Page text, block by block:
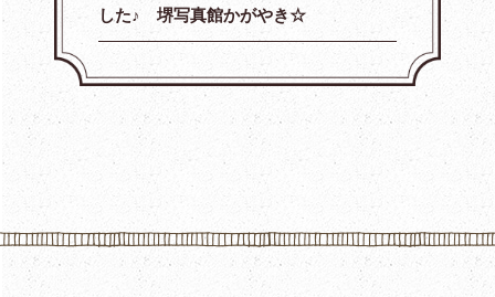
した♪ 堺写真館かがやき☆